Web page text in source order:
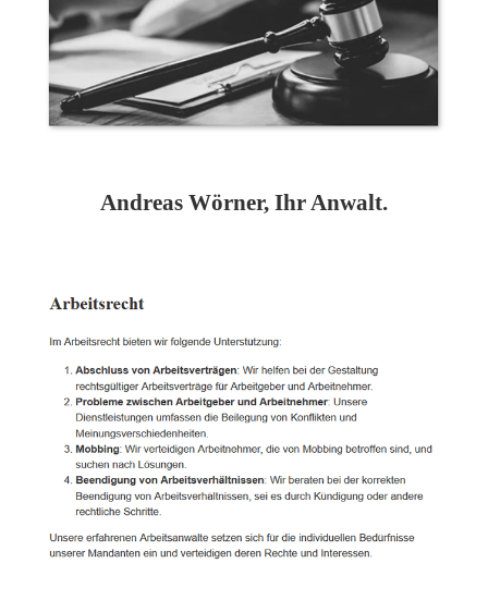
Andreas Wörner, Ihr Anwalt.